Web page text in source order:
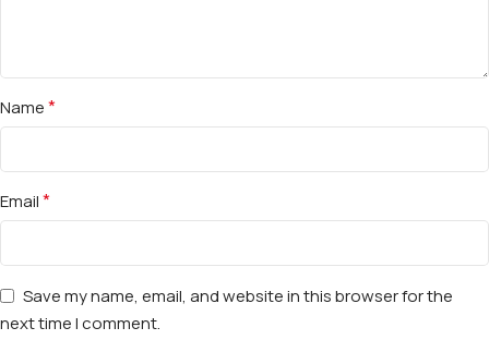
Name*
Email*
Save my name, email, and website in this browser for the
next time I comment.